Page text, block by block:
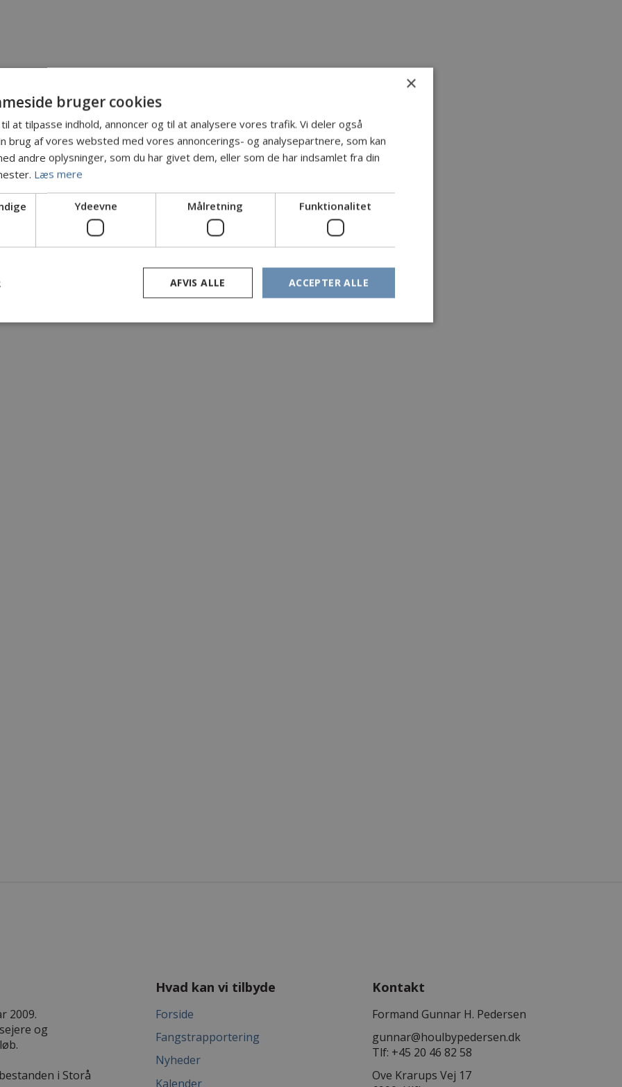
2009.
og
i Storå
Hvad kan vi tilbyde
Forside
Fangstrapportering
Nyheder
Kalender
Kontakt
Formand Gunnar H. Pedersen
gunnar@houlbypedersen.dk
Tlf: +45 20 46 82 58
Ove Krarups Vej 17
×
bruger cookies
at tilpasse indhold, annoncer og til at analysere vores trafik. Vi deler også
brug af vores websted med vores annoncerings- og analysepartnere, som kan
andre oplysninger, som du har givet dem, eller som de har indsamlet fra din
Læs mere
Ydeevne Målretning Funktionalitet
ACCEPTER ALLE
AFVIS ALLE